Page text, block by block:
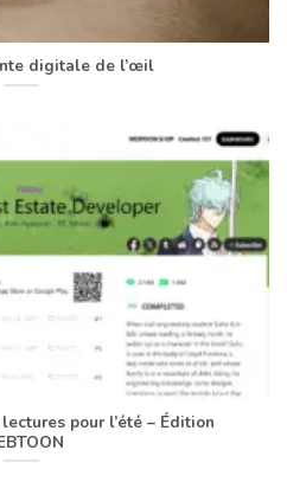
digitale de l’œil
pour l’été – Édition